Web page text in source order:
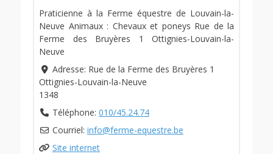
Praticienne à la Ferme équestre de Louvain-la-
Neuve Animaux : Chevaux et poneys Rue de la
Ferme des Bruyères 1 Ottignies-Louvain-la-
Neuve
Adresse: Rue de la Ferme des Bruyères 1
Ottignies-Louvain-la-Neuve
1348
Téléphone: 010/45.24.74
Courriel: info@ferme-equestre.be
Site internet